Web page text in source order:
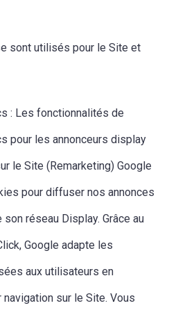
sont utilisés pour le Site et
: Les fonctionnalités de
pour les annonceurs display
le Site (Remarketing) Google
pour diffuser nos annonces
réseau Display. Grâce au
Google adapte les
aux utilisateurs en
sur le Site. Vous